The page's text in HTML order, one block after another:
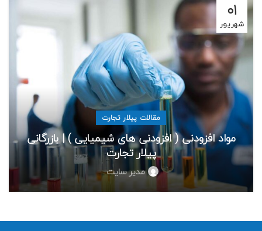
۰۱
شهریور
مقالات پیلار تجارت
مواد افزودنی ( افزودنی های شیمیایی ) | بازرگانی
پیلار تجارت
مدیر سایت